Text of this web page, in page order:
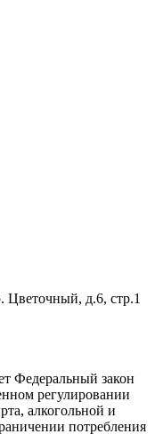
Цветочный, д.6, стр.1
Федеральный закон
регулировании
алкогольной и
потребления